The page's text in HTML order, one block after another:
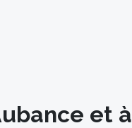
et à